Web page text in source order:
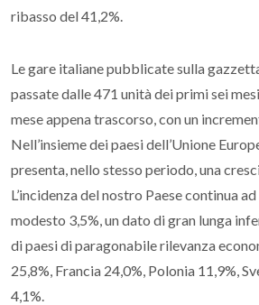
ribasso del 41,2%.
Le gare italiane pubblicate sulla
passate dalle 471 unità dei primi sei
mese appena trascorso, con un
Nell’insieme dei paesi dell’Unione
presenta, nello stesso periodo, una
L’incidenza del nostro Paese continua
modesto 3,5%, un dato di gran lunga
di paesi di paragonabile rilevanza
25,8%, Francia 24,0%, Polonia 11,9%,
4,1%.